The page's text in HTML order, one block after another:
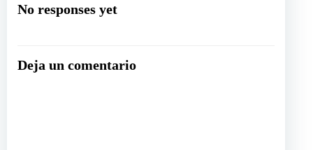
por
entradas
No responses yet
Deja un comentario